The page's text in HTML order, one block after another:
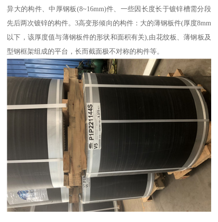
异大的构件、中厚钢板(8~16mm)件、一些因长度长于镀锌槽需分段
先后两次镀锌的构件。3高变形倾向的构件：大的薄钢板件(厚度8mm
以下，该厚度值与薄钢板件的形状和面积有关),由花纹板、薄钢板及
型钢框架组成的平台，长而截面极不对称的构件等。